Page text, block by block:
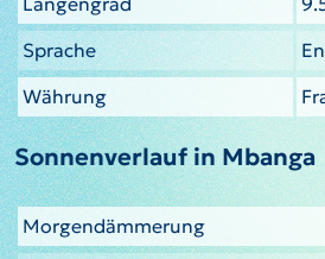
Sprache
Währung
Sonnenverlauf in Mbanga
Morgendämmerung